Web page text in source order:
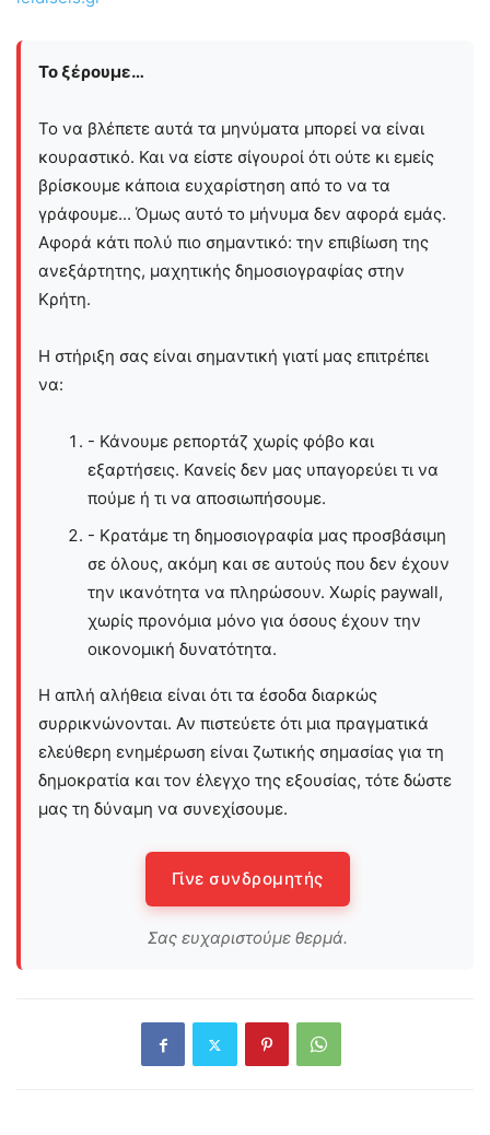
Το ξέρουμε…
Το να βλέπετε αυτά τα μηνύματα μπορεί να είναι
κουραστικό. Και να είστε σίγουροί ότι ούτε κι εμείς
βρίσκουμε κάποια ευχαρίστηση από το να τα
γράφουμε... Όμως αυτό το μήνυμα δεν αφορά εμάς.
Αφορά κάτι πολύ πιο σημαντικό: την επιβίωση της
ανεξάρτητης, μαχητικής δημοσιογραφίας στην
Kρήτη.
Η στήριξη σας είναι σημαντική γιατί μας επιτρέπει
να:
- Κάνουμε ρεπορτάζ χωρίς φόβο και
εξαρτήσεις. Κανείς δεν μας υπαγορεύει τι να
πούμε ή τι να αποσιωπήσουμε.
- Κρατάμε τη δημοσιογραφία μας προσβάσιμη
σε όλους, ακόμη και σε αυτούς που δεν έχουν
την ικανότητα να πληρώσουν. Χωρίς paywall,
χωρίς προνόμια μόνο για όσους έχουν την
οικονομική δυνατότητα.
Η απλή αλήθεια είναι ότι τα έσοδα διαρκώς
συρρικνώνονται. Αν πιστεύετε ότι μια πραγματικά
ελεύθερη ενημέρωση είναι ζωτικής σημασίας για τη
δημοκρατία και τον έλεγχο της εξουσίας, τότε δώστε
μας τη δύναμη να συνεχίσουμε.
Γίνε συνδρομητής
Σας ευχαριστούμε θερμά.